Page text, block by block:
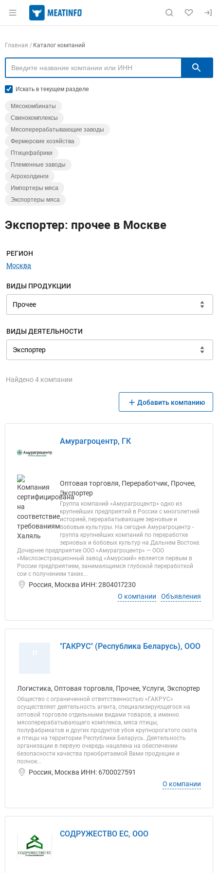
Раздел навигации по сайту meatinfo.ru
Навигация по компаниям
Главная Каталог компаний
Искать в текущем разделе
Мясокомбинаты
Свинокомплексы
Мясоперерабатывающие заводы
Фермерские хозяйства
Птицефабрики
Племенные заводы
Агрохолдинги
Импортеры мяса
Экспортеры мяса
Экспортер: прочее в Москве
Меню навигации
РЕГИОН
Москва
ВИДЫ ПРОДУКЦИИ
ВИДЫ ДЕЯТЕЛЬНОСТИ
Найдено 4 компании
Добавить компанию
Амурагроцентр, ГК
Оптовая торговля, Переработчик, Прочее,
Экспортер
Группа компаний «Амурагроцентр» одно из
крупнейших предприятий в России с многолетней
историей, перерабатывающее зерновые и
бобовые культуры. На сегодня Амурагроцентр -
группа крупнейших компаний по переработке
зерновых и бобовых культур на Дальнем Востоке.
Дочернее предприятие ООО «Амурагроцентр» — ООО
«Маслоэкстракционный завод «Амурский» является первым в
России предприятием, занимающимся глубокой переработкой
сои с получением таких...
Россия, Москва ИНН: 2804017230
О компании
Объявления
"ГАКРУС" (Республика Беларусь), ООО
Логистика, Оптовая торговля, Прочее, Услуги, Экспортер
Общество с ограниченной ответственностью «ГАКРУС»
осуществляет деятельность агента, специализирующегося на
оптовой торговле отдельными видами товаров, а именно
мясоперерабатывающего комплекса, мяса птицы,
полуфабрикатов и других продуктов убоя крупнорогатого скота
и птицы на территории Республики Беларусь. Деятельность
организации в первую очередь нацелена на обеспечении
безопасности качества приобретаемой Вами продукции и
полное...
Россия, Москва ИНН: 6700027591
О компании
СОДРУЖЕСТВО ЕС, ООО